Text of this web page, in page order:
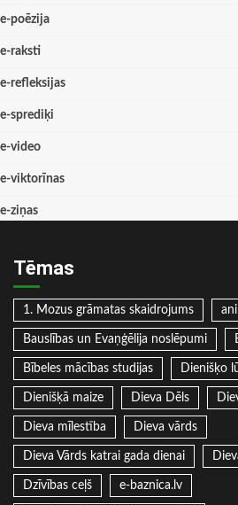
e-poēzija
e-raksti
e-refleksijas
e-sprediķi
e-video
e-viktorīnas
e-ziņas
Tēmas
1. Mozus grāmatas skaidrojums
Bauslības un Evaņģēlija noslēpumi
Bībeles mācības studijas Dienišķo
Dienišķā maize Dieva Dēls
Dieva mīlestība Dieva vārds
Dieva Vārds katrai gada dienai
Dzīvības ceļš e-baznica.lv